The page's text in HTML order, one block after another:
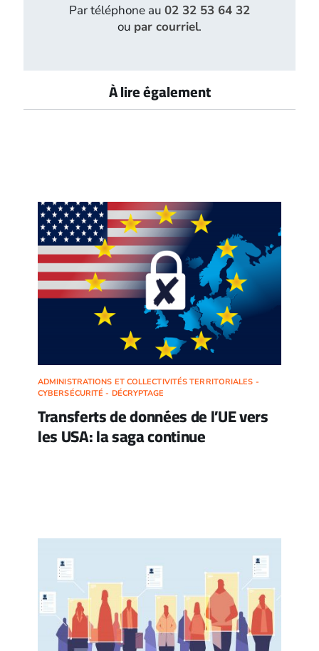
Par téléphone au 02 32 53 64 32
ou par courriel.
À lire également
ADMINISTRATIONS ET COLLECTIVITÉS TERRITORIALES -
CYBERSÉCURITÉ - DÉCRYPTAGE
Transferts de données de l’UE vers
les USA: la saga continue